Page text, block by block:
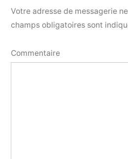
Votre adresse de messagerie
champs obligatoires sont
Commentaire